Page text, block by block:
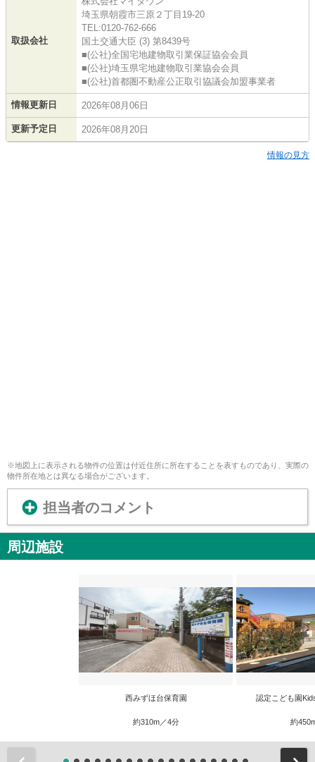
取扱会社
埼玉県朝霞市三原２丁目19-20
TEL:0120-762-666
国土交通大臣 (3) 第8439号
■(公社)全国宅地建物取引業保証協会会員
■(公社)埼玉県宅地建物取引業協会会員
■(公社)首都圏不動産公正取引協議会加盟事業者
情報更新日 2026年08月06日
更新予定日 2026年08月20日
情報の見方
※地図上に表示される物件の位置は付近住所に所在することを表すものであり、実際の
物件所在地とは異なる場合がございます。
担当者のコメント
周辺施設
西みずほ台保育園
約310m／4分
認定こども園
約